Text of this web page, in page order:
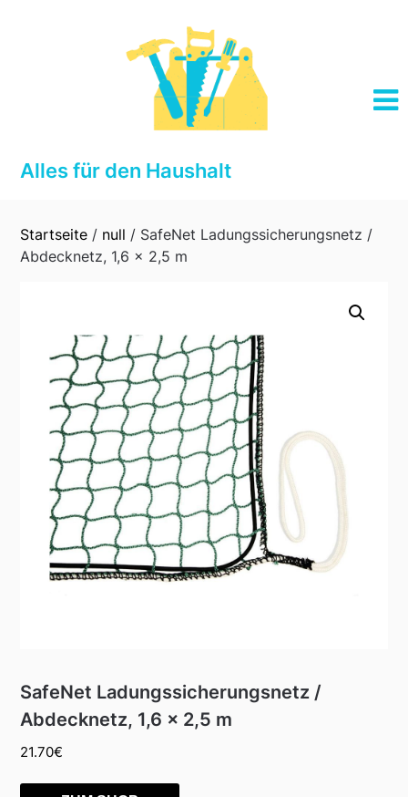
Alles für den Haushalt
Startseite / null / SafeNet Ladungssicherungsnetz /
Abdecknetz, 1,6 x 2,5 m
SafeNet Ladungssicherungsnetz /
Abdecknetz, 1,6 x 2,5 m
21.70€